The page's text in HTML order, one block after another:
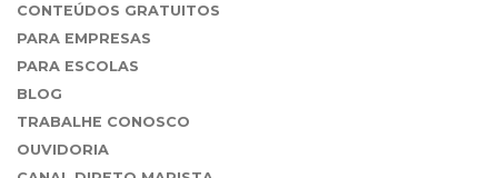
CONTEÚDOS GRATUITOS
PARA EMPRESAS
PARA ESCOLAS
BLOG
TRABALHE CONOSCO
OUVIDORIA